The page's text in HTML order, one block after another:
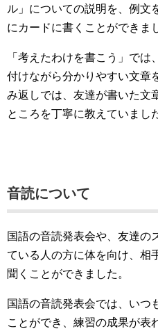
ル」についての説明を、例文
にカードに書くことができま
「考えたわけを書こう」で
付けながら分かりやすい文章
み返しでは、友達が書いた文
ところを丁寧に教えていまし
音読について
国語の音読発表会や、友達の
ている人の方に体を向け、相
聞くことができました。
国語の音読発表会では、いつ
ことができ、練習の成果が表